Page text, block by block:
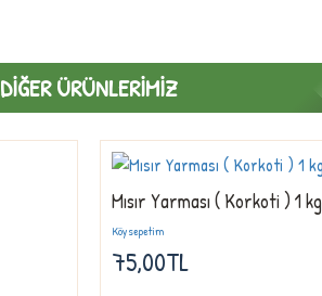
DIĞER ÜRÜNLERIMIZ
Köysepetim
Mısır Yarması ( Korkoti ) 1 kg
75,00TL